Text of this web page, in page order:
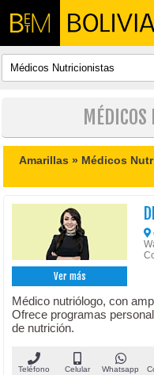
Amarillas » Médicos
Ver más
Médico nutriólogo, con
Ofrece programas
de nutrición.
Teléfono Celular Whatsapp